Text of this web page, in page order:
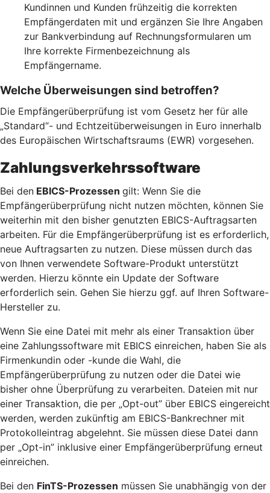
Kundinnen und Kunden frühzeitig die korrekten
Empfängerdaten mit und ergänzen Sie Ihre Angaben
zur Bankverbindung auf Rechnungsformularen um
Ihre korrekte Firmenbezeichnung als
Empfängername.
Welche Überweisungen sind betroffen?
Die Empfängerüberprüfung ist vom Gesetz her für alle
„Standard“- und Echtzeitüberweisungen in Euro innerhalb
des Europäischen Wirtschaftsraums (EWR) vorgesehen.
Zahlungsverkehrssoftware
Bei den EBICS-Prozessen gilt: Wenn Sie die
Empfängerüberprüfung nicht nutzen möchten, können Sie
weiterhin mit den bisher genutzten EBICS-Auftragsarten
arbeiten. Für die Empfängerüberprüfung ist es erforderlich,
neue Auftragsarten zu nutzen. Diese müssen durch das
von Ihnen verwendete Software-Produkt unterstützt
werden. Hierzu könnte ein Update der Software
erforderlich sein. Gehen Sie hierzu ggf. auf Ihren Software-
Hersteller zu.
Wenn Sie eine Datei mit mehr als einer Transaktion über
eine Zahlungssoftware mit EBICS einreichen, haben Sie als
Firmenkundin oder -kunde die Wahl, die
Empfängerüberprüfung zu nutzen oder die Datei wie
bisher ohne Überprüfung zu verarbeiten. Dateien mit nur
einer Transaktion, die per „Opt-out” über EBICS eingereicht
werden, werden zukünftig am EBICS-Bankrechner mit
Protokolleintrag abgelehnt. Sie müssen diese Datei dann
per „Opt-in” inklusive einer Empfängerüberprüfung erneut
einreichen.
Bei den FinTS-Prozessen müssen Sie unabhängig von der